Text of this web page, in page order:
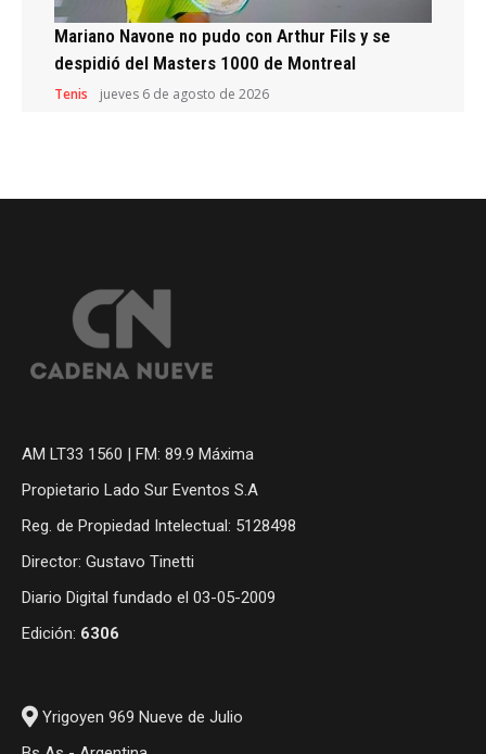
Mariano Navone no pudo con Arthur Fils y se
despidió del Masters 1000 de Montreal
Tenis jueves 6 de agosto de 2026
AM LT33 1560 | FM: 89.9 Máxima
Propietario Lado Sur Eventos S.A
Reg. de Propiedad Intelectual: 5128498
Director: Gustavo Tinetti
Diario Digital fundado el 03-05-2009
Edición: 6306
Yrigoyen 969 Nueve de Julio